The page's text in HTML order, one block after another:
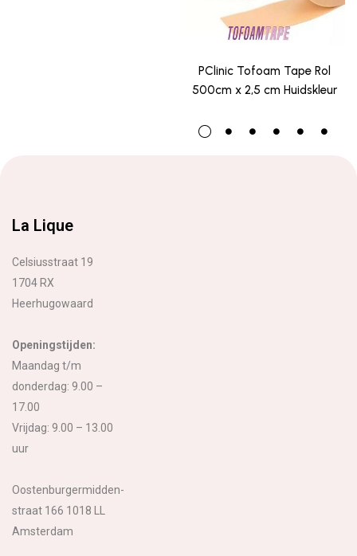
PClinic Tofoam Tape Rol
500cm x 2,5 cm Huidskleur
La Lique
Celsiusstraat 19
1704 RX
Heerhugowaard
Openingstijden:
Maandag t/m
donderdag: 9.00 –
17.00
Vrijdag: 9.00 – 13.00
uur
Oostenburgermidden-
straat 166 1018 LL
Amsterdam